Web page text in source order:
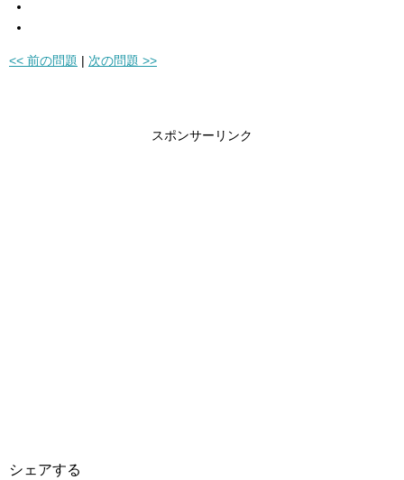
<< 前の問題 | 次の問題 >>
スポンサーリンク
シェアする